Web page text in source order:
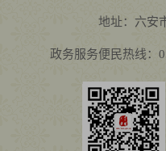
地址：六安
政务服务便民热线：